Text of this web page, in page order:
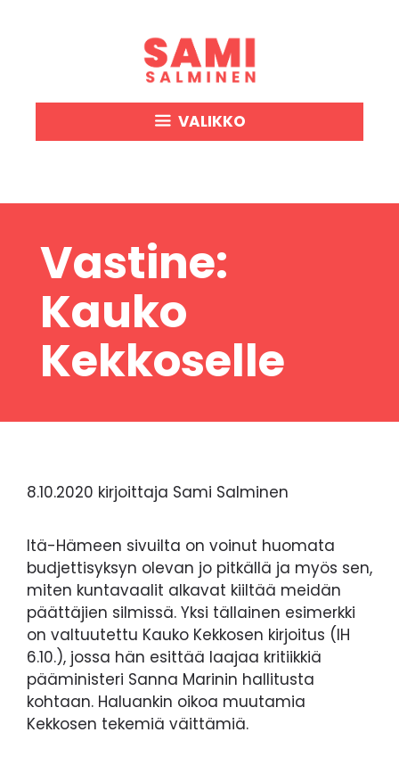
VALIKKO
Vastine:
Kauko
Kekkoselle
8.10.2020 kirjoittaja Sami Salminen
Itä-Hämeen sivuilta on voinut huomata
budjettisyksyn olevan jo pitkällä ja myös sen,
miten kuntavaalit alkavat kiiltää meidän
päättäjien silmissä. Yksi tällainen esimerkki
on valtuutettu Kauko Kekkosen kirjoitus (IH
6.10.), jossa hän esittää laajaa kritiikkiä
pääministeri Sanna Marinin hallitusta
kohtaan. Haluankin oikoa muutamia
Kekkosen tekemiä väittämiä.